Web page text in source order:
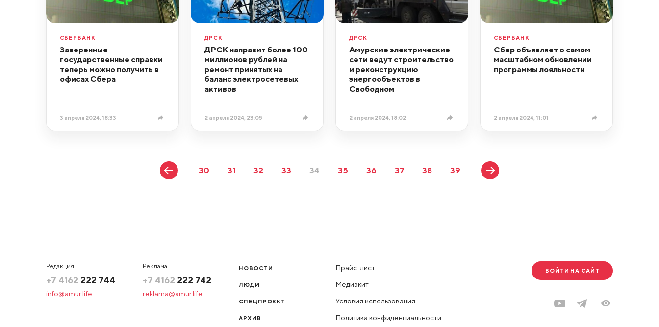
СБЕРБАНК
Заверенные
государственные справки
теперь можно получить в
офисах Сбера
3 апреля 2024, 18:33
ДРСК
ДРСК направит более 100
миллионов рублей на
ремонт принятых на
баланс электросетевых
активов
2 апреля 2024, 23:05
ДРСК
Амурские электрические
сети ведут строительство
и реконструкцию
энергообъектов в
Свободном
2 апреля 2024, 18:02
СБЕРБАНК
Сбер объявляет о самом
масштабном обновлении
программы лояльности
2 апреля 2024, 11:01
30 31 32 33 34 35 36 37 38 39
Редакция
+7 4162 222 744
info@amur.life
Реклама
+7 4162 222 742
reklama@amur.life
НОВОСТИ
ЛЮДИ
СПЕЦПРОЕКТ
АРХИВ
Прайс-лист
Медиакит
Условия использования
Политика конфиденциальности
ВОЙТИ НА САЙТ